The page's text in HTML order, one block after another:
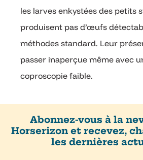
les larves enkystées des petits
produisent pas d’œufs
méthodes standard. Leur
passer inaperçue même avec
coproscopie faible.
Abonnez-vous à la
Horserizon et recevez,
les dernières